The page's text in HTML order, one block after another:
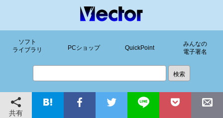
ソフト
ライブラリ
PCショップ QuickPoint
みんなの
電子署名
共有